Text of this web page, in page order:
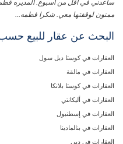
ساعدني في أقل من اسبوع. المديره
ممنون لوقفتها معي. شكرا فطمه...
البحث عن عقار للبيع
العقارات في كوستا ديل سول
العقارات في مالقة
العقارات في كوستا بلانكا
العقارات في أليكانتي
العقارات في إسطنبول
العقارات في بنالمادينا
العقارات في دبي